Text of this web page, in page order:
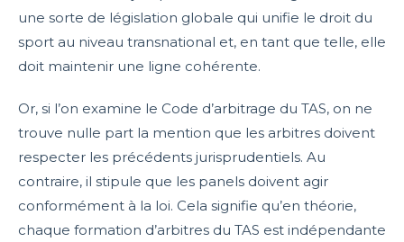
une sorte de législation globale qui unifie le droit du
sport au niveau transnational et, en tant que telle, elle
doit maintenir une ligne cohérente.
Or, si l’on examine le Code d’arbitrage du TAS, on ne
trouve nulle part la mention que les arbitres doivent
respecter les précédents jurisprudentiels. Au
contraire, il stipule que les panels doivent agir
conformément à la loi. Cela signifie qu’en théorie,
chaque formation d’arbitres du TAS est indépendante